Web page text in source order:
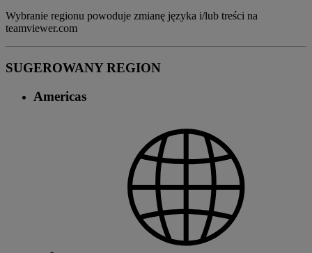
Wybranie regionu powoduje zmianę języka i/lub treści na
teamviewer.com
SUGEROWANY REGION
Americas